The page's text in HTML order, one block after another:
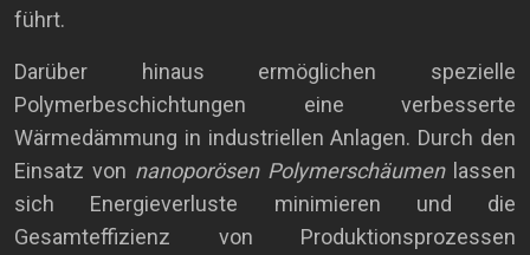
führt.
Darüber hinaus ermöglichen spezielle
Polymerbeschichtungen eine verbesserte
Wärmedämmung in industriellen Anlagen. Durch den
Einsatz von nanoporösen Polymerschäumenlassen
sich Energieverluste minimieren und die
Gesamteffizienz von Produktionsprozessen